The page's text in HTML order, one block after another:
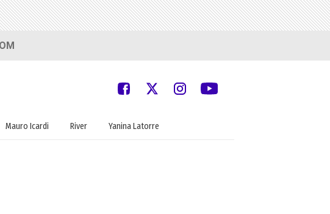
Mauro Icardi River Yanina Latorre